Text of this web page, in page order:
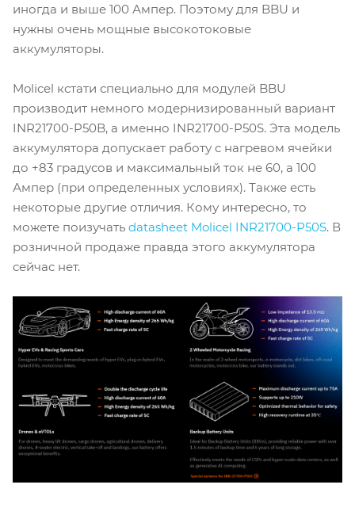
иногда и выше 100 Ампер. Поэтому для BBU и
нужны очень мощные высокотоковые
аккумуляторы.
Molicel кстати специально для модулей BBU
производит немного модернизированный вариант
INR21700-P50B, а именно INR21700-P50S. Эта модель
аккумулятора допускает работу с нагревом ячейки
до +83 градусов и максимальный ток не 60, а 100
Ампер (при определенных условиях). Также есть
некоторые другие отличия. Кому интересно, то
можете поизучать datasheet Molicel INR21700-P50S. В
розничной продаже правда этого аккумулятора
сейчас нет.